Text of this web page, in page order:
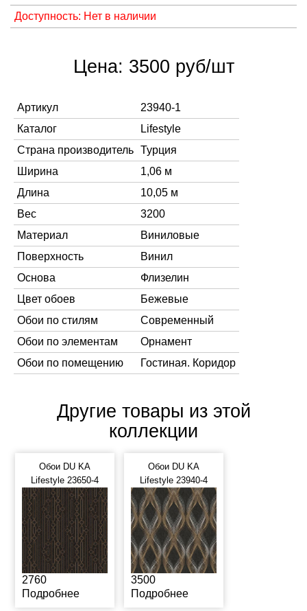
Доступность: Нет в наличии
Цена: 3500 руб/шт
Артикул
23940-1
Каталог
Lifestyle
Страна производитель Турция
Ширина
1,06 м
Длина
10,05 м
Вес
3200
Материал
Виниловые
Поверхность
Винил
Основа
Флизелин
Цвет обоев
Бежевые
Обои по стилям
Современный
Обои по элементам
Орнамент
Обои по помещению
Гостиная. Коридор
Другие товары из этой
коллекции
Обои DU KA
Lifestyle 23650-4
2760
Подробнее
Обои DU KA
Lifestyle 23940-4
3500
Подробнее